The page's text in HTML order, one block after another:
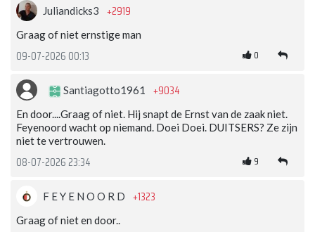
Juliandicks3 +2919
Graag of niet ernstige man
09-07-2026 00:13 0
Santiagotto1961 +9034
En door....Graag of niet. Hij snapt de Ernst van de zaak niet.
Feyenoord wacht op niemand. Doei Doei. DUITSERS? Ze zijn
niet te vertrouwen.
08-07-2026 23:34 9
F E Y E N O O R D +1323
Graag of niet en door..